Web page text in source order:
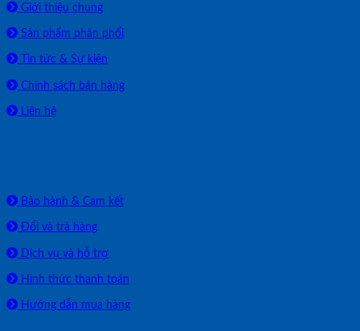
Giới thiệu chung
Sản phẩm phân phối
Tin tức & Sự kiện
Chính sách bán hàng
Liên hệ
Bảo hành & Cam kết
Đổi và trả hàng
Dịch vụ và hỗ trợ
Hình thức thanh toán
Hướng dẫn mua hàng